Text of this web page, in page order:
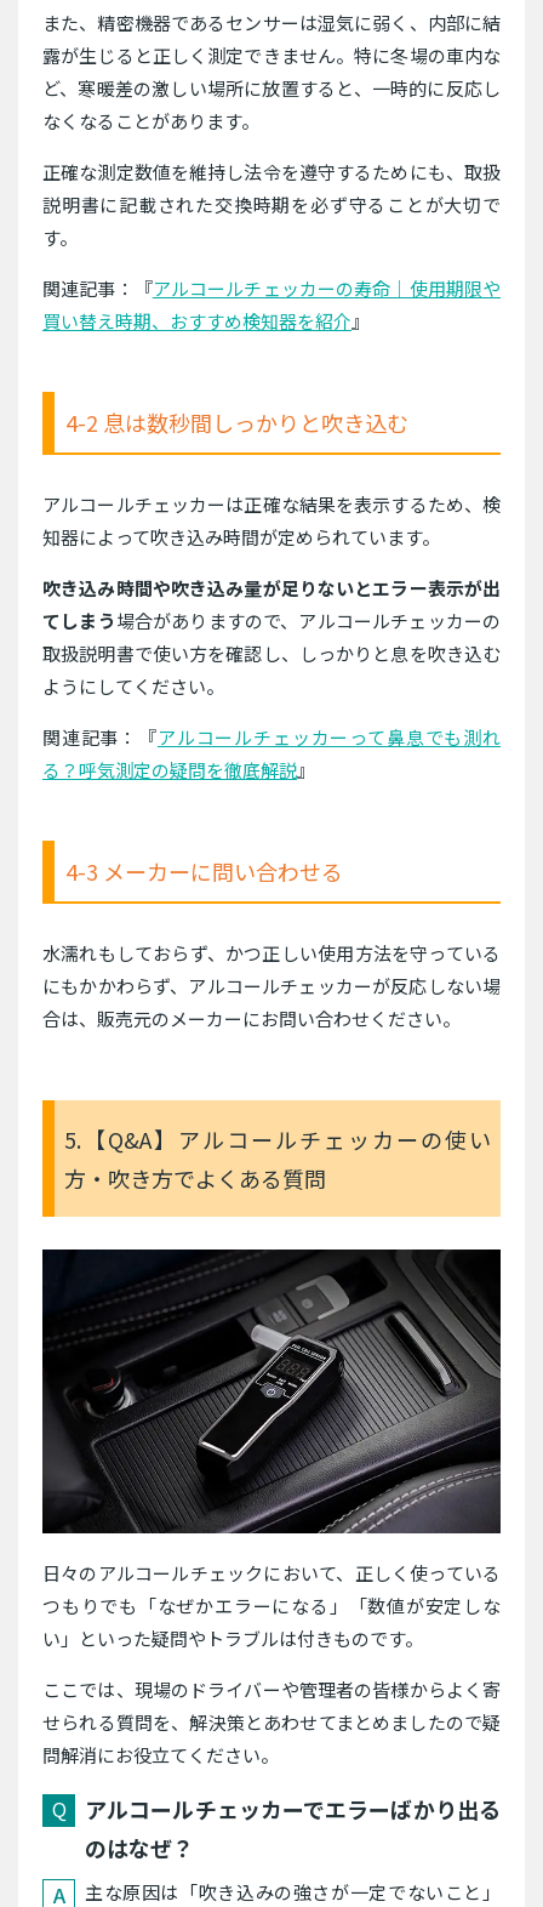
また、精密機器であるセンサーは湿気に弱く、内部に結
露が生じると正しく測定できません。特に冬場の車内な
ど、寒暖差の激しい場所に放置すると、一時的に反応し
なくなることがあります。
正確な測定数値を維持し法令を遵守するためにも、取扱
説明書に記載された交換時期を必ず守ることが大切で
す。
関連記事：『アルコールチェッカーの寿命｜使用期限や
買い替え時期、おすすめ検知器を紹介』
4-2 息は数秒間しっかりと吹き込む
アルコールチェッカーは正確な結果を表示するため、検
知器によって吹き込み時間が定められています。
吹き込み時間や吹き込み量が足りないとエラー表示が出
てしまう場合がありますので、アルコールチェッカーの
取扱説明書で使い方を確認し、しっかりと息を吹き込む
ようにしてください。
関連記事：『アルコールチェッカーって鼻息でも測れ
る？呼気測定の疑問を徹底解説』
4-3 メーカーに問い合わせる
水濡れもしておらず、かつ正しい使用方法を守っている
にもかかわらず、アルコールチェッカーが反応しない場
合は、販売元のメーカーにお問い合わせください。
5.【Q&A】アルコールチェッカーの使い
方・吹き方でよくある質問
日々のアルコールチェックにおいて、正しく使っている
つもりでも「なぜかエラーになる」「数値が安定しな
い」といった疑問やトラブルは付きものです。
ここでは、現場のドライバーや管理者の皆様からよく寄
せられる質問を、解決策とあわせてまとめましたので疑
問解消にお役立てください。
アルコールチェッカーでエラーばかり出る
のはなぜ？
主な原因は「吹き込みの強さが一定でないこと」